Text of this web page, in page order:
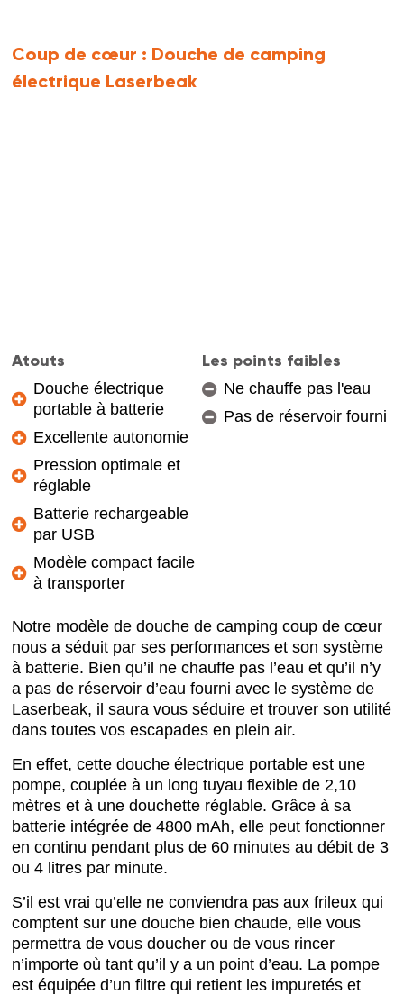
Coup de cœur : Douche de camping
électrique Laserbeak
Atouts
Douche électrique
portable à batterie
Excellente autonomie
Pression optimale et
réglable
Batterie rechargeable
par USB
Modèle compact facile
à transporter
Les points faibles
Ne chauffe pas l'eau
Pas de réservoir fourni
Notre modèle de douche de camping coup de cœur
nous a séduit par ses performances et son système
à batterie. Bien qu’il ne chauffe pas l’eau et qu’il n’y
a pas de réservoir d’eau fourni avec le système de
Laserbeak, il saura vous séduire et trouver son utilité
dans toutes vos escapades en plein air.
En effet, cette douche électrique portable est une
pompe, couplée à un long tuyau flexible de 2,10
mètres et à une douchette réglable. Grâce à sa
batterie intégrée de 4800 mAh, elle peut fonctionner
en continu pendant plus de 60 minutes au débit de 3
ou 4 litres par minute.
S’il est vrai qu’elle ne conviendra pas aux frileux qui
comptent sur une douche bien chaude, elle vous
permettra de vous doucher ou de vous rincer
n’importe où tant qu’il y a un point d’eau. La pompe
est équipée d’un filtre qui retient les impuretés et